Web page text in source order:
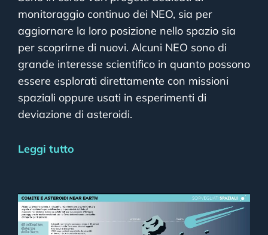
monitoraggio continuo dei NEO, sia per
aggiornare la loro posizione nello spazio sia
per scoprirne di nuovi. Alcuni NEO sono di
grande interesse scientifico in quanto possono
essere esplorati direttamente con missioni
spaziali oppure usati in esperimenti di
deviazione di asteroidi.
Leggi tutto